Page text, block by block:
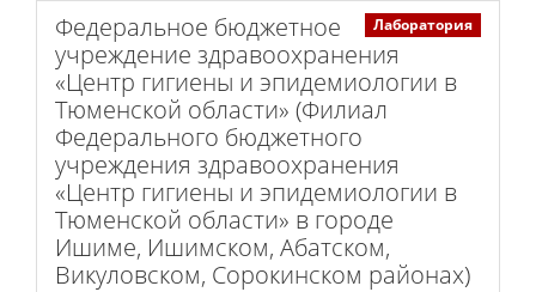
Лаборатория
Федеральное бюджетное
учреждение здравоохранения
«Центр гигиены и эпидемиологии в
Тюменской области» (Филиал
Федерального бюджетного
учреждения здравоохранения
«Центр гигиены и эпидемиологии в
Тюменской области» в городе
Ишиме, Ишимском, Абатском,
Викуловском, Сорокинском районах)